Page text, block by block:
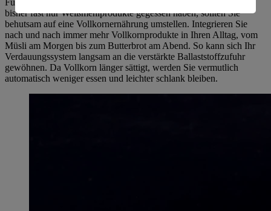
Für alle Vollkorn-Rezepte zum Schluss noch ein Tipp: Wenn Sie
bisher fast nur Weißmehlprodukte gegessen haben, sollten Sie
behutsam auf eine Vollkornernährung umstellen. Integrieren Sie
nach und nach immer mehr Vollkornprodukte in Ihren Alltag, vom
Müsli am Morgen bis zum Butterbrot am Abend. So kann sich Ihr
Verdauungssystem langsam an die verstärkte Ballaststoffzufuhr
gewöhnen. Da Vollkorn länger sättigt, werden Sie vermutlich
automatisch weniger essen und leichter schlank bleiben.
Informationen zum Herausgeber der Seite findest du
imImpressum